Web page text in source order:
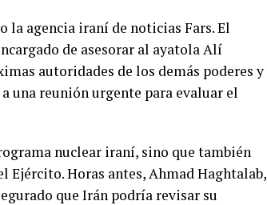
la agencia iraní de noticias Fars. El
de asesorar al ayatola Alí
autoridades de los demás poderes y
una reunión urgente para evaluar el
nuclear iraní, sino que también
Ejército. Horas antes, Ahmad Haghtalab,
que Irán podría revisar su